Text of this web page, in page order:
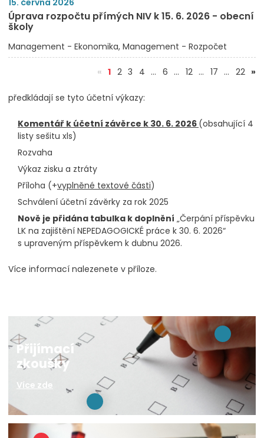
Úprava rozpočtu přímých NIV k 15. 6. 2026 - obecní
školy
Management - Ekonomika Management - Rozpočet
« 1(aktuální)
2 3 4 … 6 … 12 … 17 … 22 »
předkládají se tyto účetní výkazy:
Komentář k účetní závěrce k 30. 6. 2026 (obsahující 4
listy sešitu xls)
Rozvaha
Výkaz zisku a ztráty
Příloha (+vyplněné textové části)
Schválení účetní závěrky za rok 2025
Nově je přidána tabulka k doplnění „Čerpání příspěvku
LK na zajištění NEPEDAGOGICKÉ práce k 30. 6. 2026“
s upraveným příspěvkem k dubnu 2026.
Více informací nalezenete v příloze.
Přijímací
zkoušky
Více zde